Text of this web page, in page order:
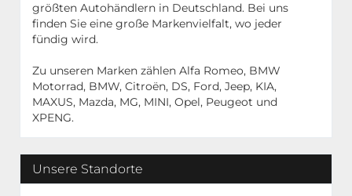
größten Autohändlern in Deutschland. Bei uns
finden Sie eine große Markenvielfalt, wo jeder
fündig wird.
Zu unseren Marken zählen Alfa Romeo, BMW
Motorrad, BMW, Citroën, DS, Ford, Jeep, KIA,
MAXUS, Mazda, MG, MINI, Opel, Peugeot und
XPENG.
Unsere Standorte